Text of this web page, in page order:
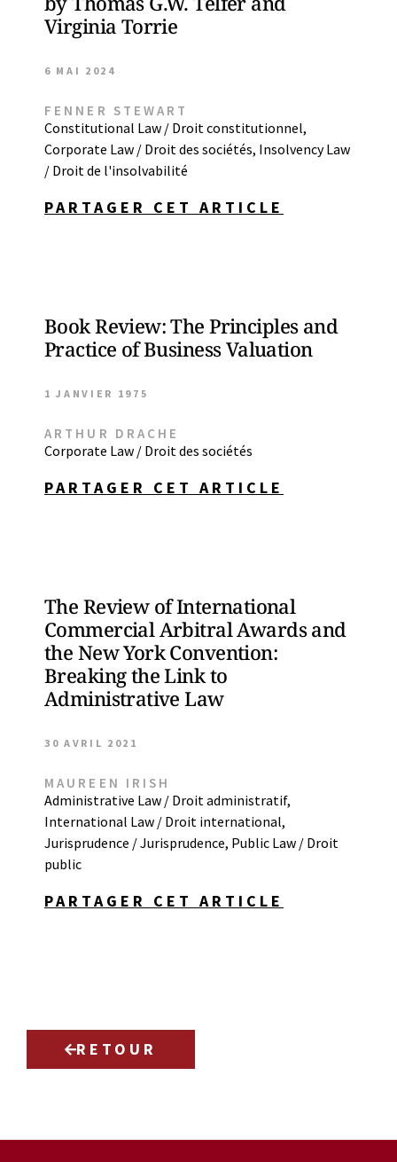
Virginia Torrie
6 MAI 2024
FENNER STEWART
Constitutional Law / Droit constitutionnel,
Corporate Law / Droit des sociétés, Insolvency Law
/ Droit de l'insolvabilité
PARTAGER CET ARTICLE
Book Review: The Principles and
Practice of Business Valuation
1 JANVIER 1975
ARTHUR DRACHE
Corporate Law / Droit des sociétés
PARTAGER CET ARTICLE
The Review of International
Commercial Arbitral Awards and
the New York Convention:
Breaking the Link to
Administrative Law
30 AVRIL 2021
MAUREEN IRISH
Administrative Law / Droit administratif,
International Law / Droit international,
Jurisprudence / Jurisprudence, Public Law / Droit
public
PARTAGER CET ARTICLE
RETOUR